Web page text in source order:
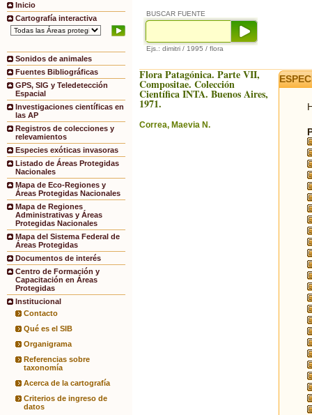
Inicio
Cartografía interactiva
Sonidos de animales
Fuentes Bibliográficas
GPS, SIG y Teledetección
Espacial
Investigaciones científicas en
las AP
Registros de colecciones y
relevamientos
Especies exóticas invasoras
Listado de Áreas Protegidas
Nacionales
Mapa de Eco-Regiones y
Áreas Protegidas Nacionales
Mapa de Regiones
Administrativas y Áreas
Protegidas Nacionales
Mapa del Sistema Federal de
Áreas Protegidas
Documentos de interés
Centro de Formación y
Capacitación en Áreas
Protegidas
Institucional
Contacto
Qué es el SIB
Organigrama
Referencias sobre
taxonomía
Acerca de la cartografía
Criterios de ingreso de
datos
BUSCAR FUENTE
Ejs.: dimitri / 1995 / flora
Flora Patagónica. Parte VII,
Compositae. Colección
Científica INTA. Buenos Aires,
1971.
Correa, Maevia N.